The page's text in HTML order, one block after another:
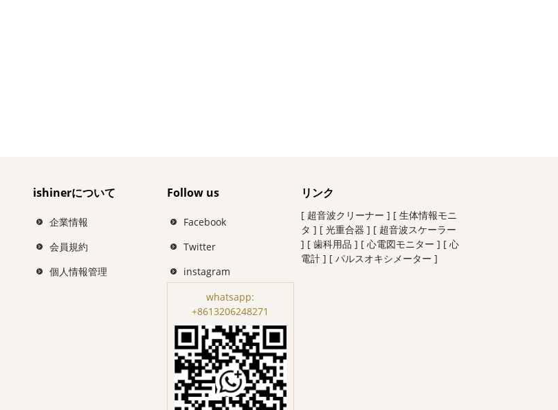
ishinerについて
企業情報
会員規約
個人情報管理
Follow us
Facebook
Twitter
instagram
whatsapp:
+8613206248271
リンク
[ 超音波クリーナー ] [ 生体情報モニ
タ ] [ 光重合器 ] [ 超音波スケーラー
] [ 歯科用品 ] [ 心電図モニター ] [ 心
電計 ] [ パルスオキシメーター ]